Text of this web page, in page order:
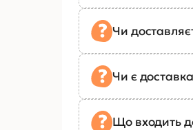
Чи
Чи є
Що входить